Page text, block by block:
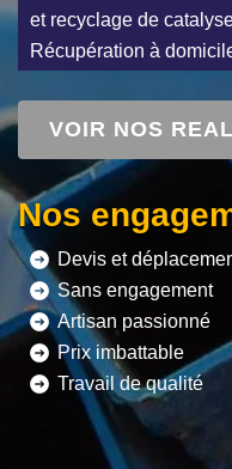
et recyclage de
Récupération à
VOIR NOS
Nos
Devis et
Sans engagement
Artisan passionné
Prix imbattable
Travail de qualité